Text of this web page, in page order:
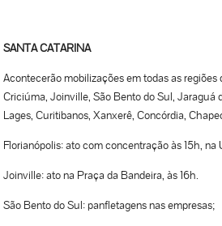
SANTA CATARINA
Acontecerão mobilizações em todas as
Criciúma, Joinville, São Bento do Sul, Jaraguá
Lages, Curitibanos, Xanxerê, Concórdia,
Florianópolis: ato com concentração às 15h, na
Joinville: ato na Praça da Bandeira, às 16h.
São Bento do Sul: panfletagens nas empresas;